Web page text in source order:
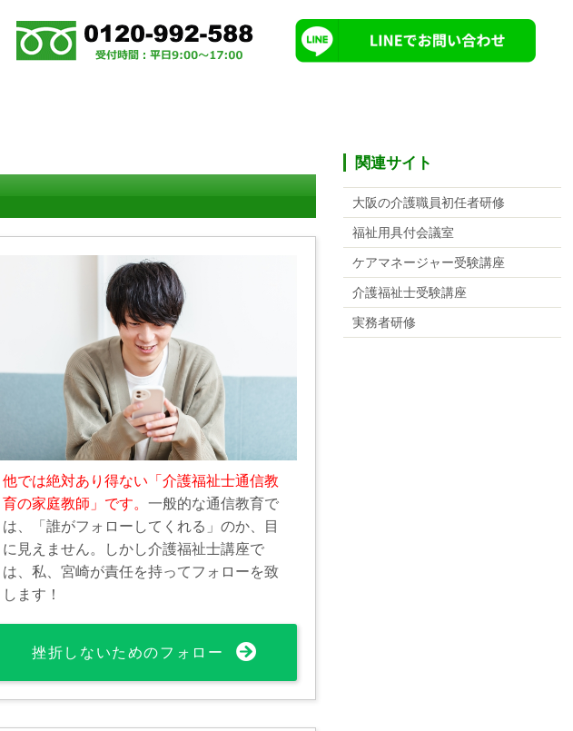
他では絶対あり得ない「介護福祉士通信教
育の家庭教師」です。 一般的な通信教育で
は、「誰がフォローしてくれる」のか、目
に見えません。しかし介護福祉士講座で
は、私、宮崎が責任を持ってフォローを致
します！
挫折しないためのフォロー
関連サイト
大阪の介護職員初任者研修
福祉用具付会議室
ケアマネージャー受験講座
介護福祉士受験講座
実務者研修